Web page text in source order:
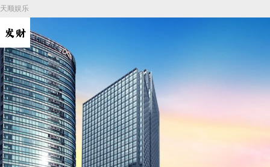
天顺娱乐